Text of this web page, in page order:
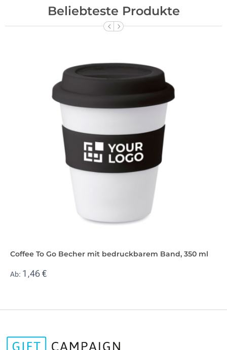
Beliebteste Produkte
Coffee To Go Becher mit bedruckbarem Band, 350 ml
Ab: 1,46 €